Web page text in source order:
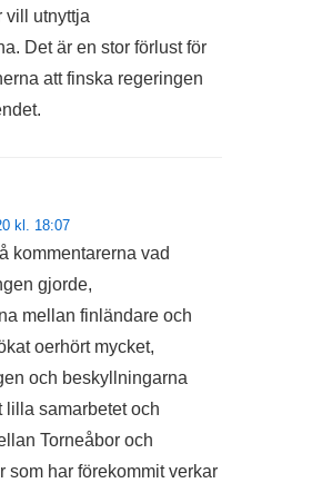
vill utnyttja
Det är en stor förlust för
att finska regeringen
kl. 18:07
kommentarerna vad
gjorde,
mellan finländare och
oerhört mycket,
och beskyllningarna
lilla samarbetet och
Torneåbor och
som har förekommit verkar